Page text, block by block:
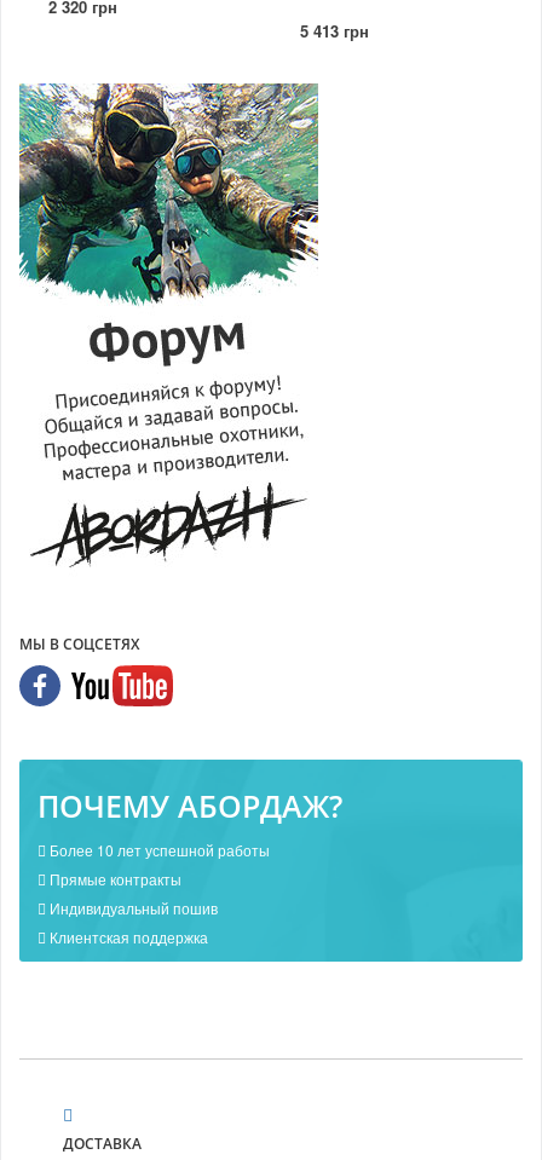
2 320 грн
5 413 грн
МЫ В СОЦСЕТЯХ
ПОЧЕМУ АБОРДАЖ?
Более 10 лет успешной работы
Прямые контракты
Индивидуальный пошив
Клиентская поддержка
ДОСТАВКА